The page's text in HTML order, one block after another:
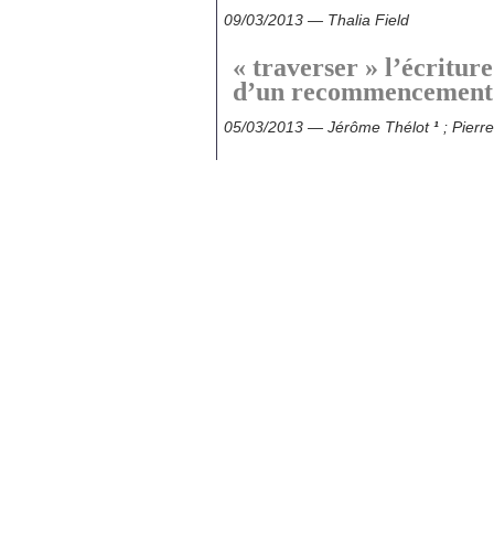
09/03/2013 — Thalia Field
« traverser »
d’un
05/03/2013 — Jérôme Thélot¹ ;